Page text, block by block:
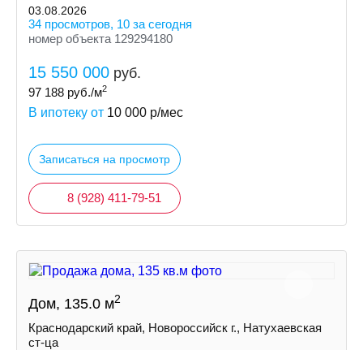
03.08.2026
34 просмотров, 10 за сегодня
номер объекта 129294180
15 550 000 руб.
97 188 руб./м2
В ипотеку от 10 000 р/мес
Записаться на просмотр
8 (928) 411-79-51
Дом, 135.0 м2
Краснодарский край, Новороссийск г., Натухаевская
ст-ца